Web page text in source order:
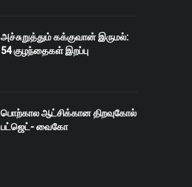
அச்சுறுத்தும் கக்குவான் இருமல்:
54 குழந்தைகள் இறப்பு
பொற்கால ஆட்சிக்கான திறவுகோல்
பட்ஜெட்- வைகோ